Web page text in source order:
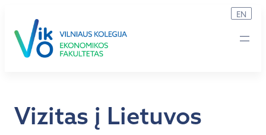
turinio
EN
Vizitas į Lietuvos